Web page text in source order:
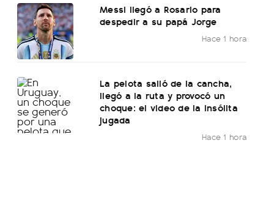
Messi llegó a Rosario para
despedir a su papá Jorge
Hace 1 hora
La pelota salió de la cancha,
llegó a la ruta y provocó un
choque: el video de la insólita
jugada
Hace 1 hora